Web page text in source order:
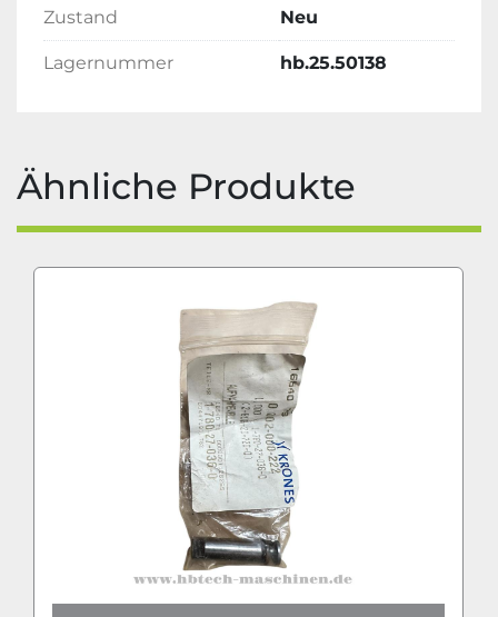
Zustand Neu
Lagernummer hb.25.50138
Ähnliche Produkte